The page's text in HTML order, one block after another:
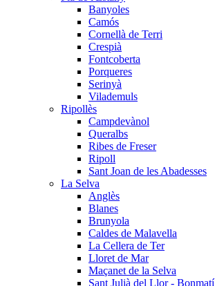
Banyoles
Camós
Cornellà de Terri
Crespià
Fontcoberta
Porqueres
Serinyà
Vilademuls
Ripollès
Campdevànol
Queralbs
Ribes de Freser
Ripoll
Sant Joan de les Abadesses
La Selva
Anglès
Blanes
Brunyola
Caldes de Malavella
La Cellera de Ter
Lloret de Mar
Maçanet de la Selva
Sant Julià del Llor - Bonmatí